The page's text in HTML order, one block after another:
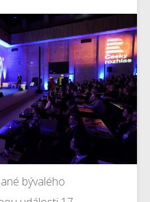
bývalého